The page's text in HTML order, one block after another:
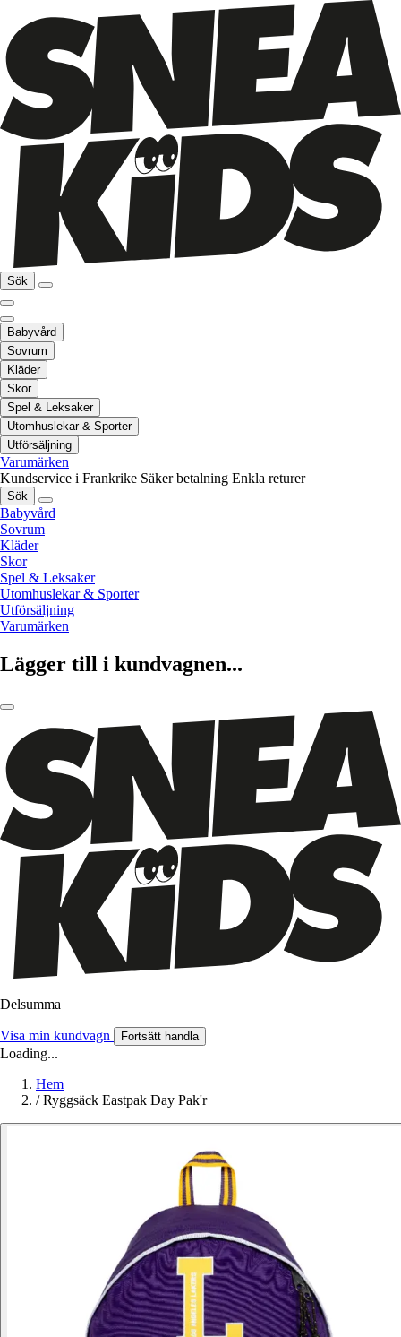
Sök
Babyvård
Sovrum
Kläder
Skor
Spel & Leksaker
Utomhuslekar & Sporter
Utförsäljning
Varumärken
Kundservice i Frankrike Säker betalning Enkla returer
Sök
Babyvård
Sovrum
Kläder
Skor
Spel & Leksaker
Utomhuslekar & Sporter
Utförsäljning
Varumärken
Lägger till i kundvagnen...
Delsumma
Visa min kundvagn Fortsätt handla
Loading...
Hem
/ Ryggsäck Eastpak Day Pak'r